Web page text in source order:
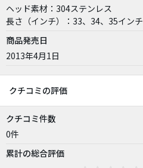
ヘッド素材：304ステンレス
長さ（インチ）：33、34、35インチ
商品発売日
2013年4月1日
クチコミの評価
クチコミ件数
0件
累計の総合評価